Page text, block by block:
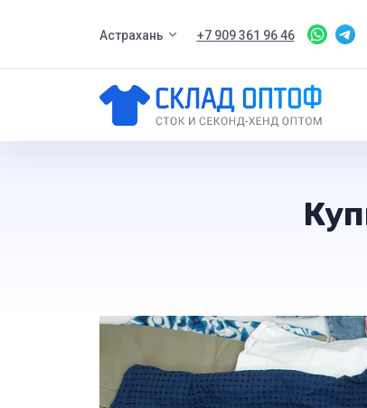
Астрахань +7 909 361 96 46